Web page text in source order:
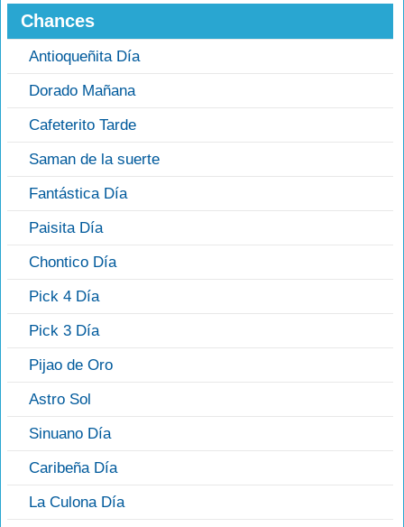
Chances
Antioqueñita Día
Dorado Mañana
Cafeterito Tarde
Saman de la suerte
Fantástica Día
Paisita Día
Chontico Día
Pick 4 Día
Pick 3 Día
Pijao de Oro
Astro Sol
Sinuano Día
Caribeña Día
La Culona Día